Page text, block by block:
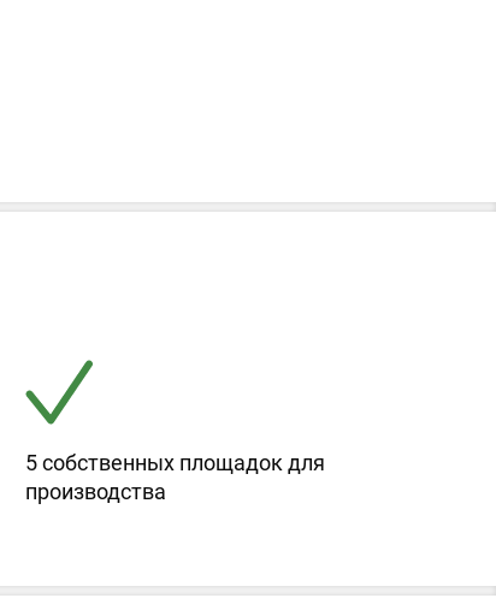
5 собственных площадок для
производства